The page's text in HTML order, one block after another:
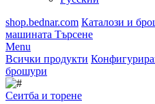
shop.bednar.com Каталози и
машината Търсене
Menu
Всички продукти
брошури
Сеитба и торене